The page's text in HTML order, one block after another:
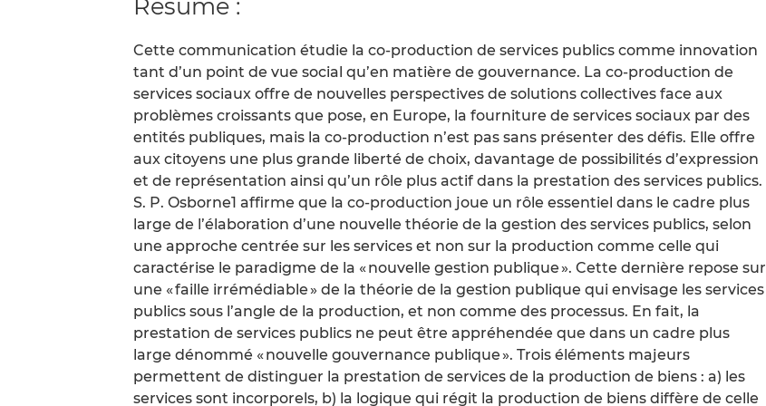
Résumé :
Cette communication étudie la co-production de services publics comme innovation
tant d’un point de vue social qu’en matière de gouvernance. La co-production de
services sociaux offre de nouvelles perspectives de solutions collectives face aux
problèmes croissants que pose, en Europe, la fourniture de services sociaux par des
entités publiques, mais la co-production n’est pas sans présenter des défis. Elle offre
aux citoyens une plus grande liberté de choix, davantage de possibilités d’expression
et de représentation ainsi qu’un rôle plus actif dans la prestation des services publics.
S. P. Osborne1 affirme que la co-production joue un rôle essentiel dans le cadre plus
large de l’élaboration d’une nouvelle théorie de la gestion des services publics, selon
une approche centrée sur les services et non sur la production comme celle qui
caractérise le paradigme de la « nouvelle gestion publique ». Cette dernière repose sur
une « faille irrémédiable » de la théorie de la gestion publique qui envisage les services
publics sous l’angle de la production, et non comme des processus. En fait, la
prestation de services publics ne peut être appréhendée que dans un cadre plus
large dénommé « nouvelle gouvernance publique ». Trois éléments majeurs
permettent de distinguer la prestation de services de la production de biens : a) les
services sont incorporels, b) la logique qui régit la production de biens diffère de celle